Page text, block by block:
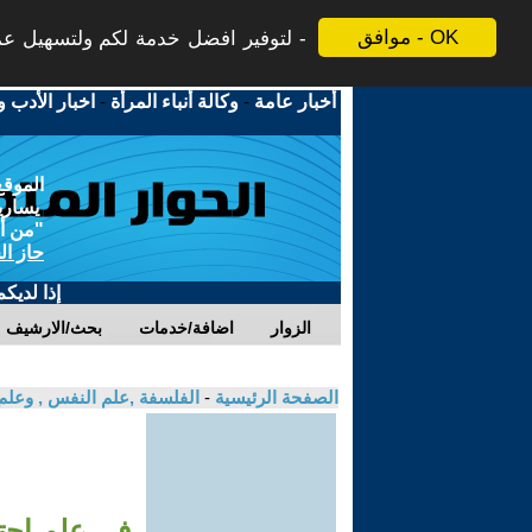
موافق - OK لتوفير افضل خدمة لكم ولتسهيل
أخبار عامة -وكالة أنباء المرأة - اخبار الأدب
"من
حاز
إذا
بحث/الارشيف اضافة/خدمات الزوار
الصفحة الرئيسية - الفلسفة ,علم النفس ,